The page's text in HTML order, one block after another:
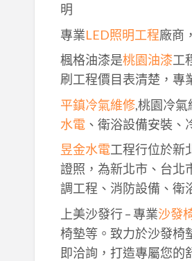
明
專業LED照明工程廠商
楓格油漆是桃園油漆工
刷工程價目表清楚，專
平鎮冷氣維修,桃園冷氣
水電、衛浴設備安裝、
昱金水電工程行位於新
證照，為新北市、台北
調工程、消防設備、衛
上美沙發行 – 專業沙發
椅墊等。致力於沙發椅
即洽詢，打造專屬您的